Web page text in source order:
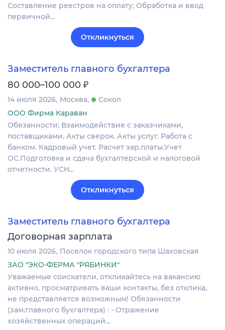
Составление реестров на оплату; Обработка и ввод
первичной…
Откликнуться
Заместитель главного бухгалтера
80 000–100 000 ₽
14 июля 2026 Москва
Сокол
ООО Фирма Караван
Обязанности: Взаимодействие с заказчиками,
поставщиками. Акты сверок. Акты услуг. Работа с
банком. Кадровый учет. Расчет зар.платы.Учет
ОС.Подготовка и сдача бухгалтерской и налоговой
отчетности. УСН…
Откликнуться
Заместитель главного бухгалтера
Договорная зарплата
10 июля 2026 Поселок городского типа Шаховская
ЗАО "ЭКО-ФЕРМА "РЯБИНКИ"
Уважаемые соискатели, откликайтесь на вакансию
активно, просматривать ваши контакты, без отклика,
не представляется возможным! Обязанности
(зам.главного бухгалтера) : - Отражение
хозяйственных операций…